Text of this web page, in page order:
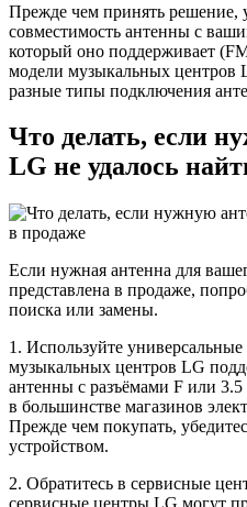
Прежде чем принять решение,
совместимость антенны с
который оно поддерживает
модели музыкальных центров
разные типы подключения
Что делать, если
LG не удалось
Если нужная антенна для
представлена в продаже,
поиска или замены.
1. Используйте
музыкальных центров LG
антенны с разъёмами F или
в большинстве магазинов
Прежде чем покупать,
устройством.
2. Обратитесь в сервисные